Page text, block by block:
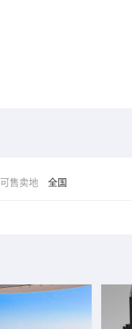
可售卖地 全国